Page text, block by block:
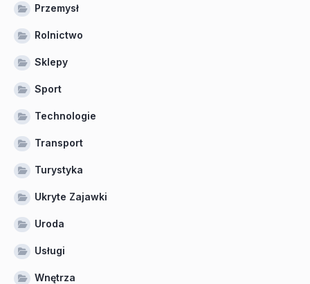
Przemysł
Rolnictwo
Sklepy
Sport
Technologie
Transport
Turystyka
Ukryte Zajawki
Uroda
Usługi
Wnętrza